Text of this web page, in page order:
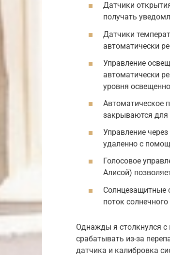
Датчики
получать
Датчики
автоматически
Управление
автоматически
уровня
Автоматическое
закрываются
Управление
удаленно с
Голосовое
Алисой)
Солнцезащитные
поток солнечного
Однажды я столкнулся с
срабатывать из-за
датчика и калибровка